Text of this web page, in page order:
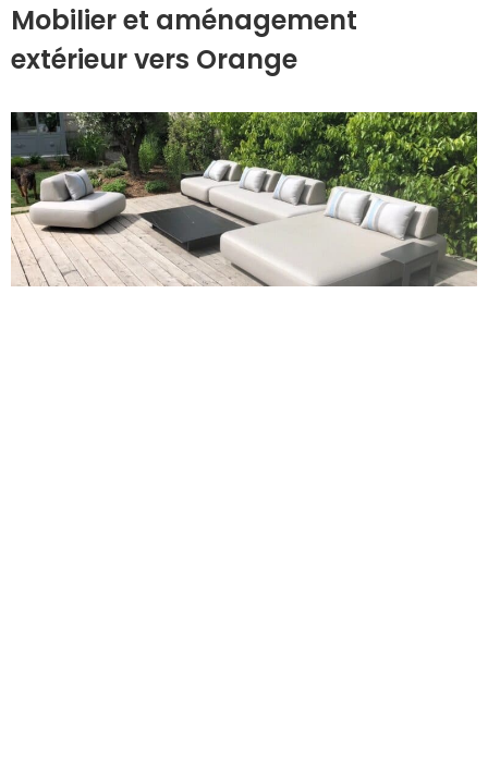
Mobilier et aménagement
extérieur vers Orange